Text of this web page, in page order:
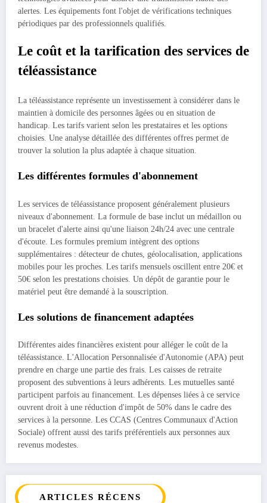
alertes. Les équipements font l'objet de vérifications techniques
périodiques par des professionnels qualifiés.
Le coût et la tarification des services de
téléassistance
La téléassistance représente un investissement à considérer dans le
maintien à domicile des personnes âgées ou en situation de
handicap. Les tarifs varient selon les prestataires et les options
choisies. Une analyse détaillée des différentes offres permet de
trouver la solution la plus adaptée à chaque situation.
Les différentes formules d'abonnement
Les services de téléassistance proposent généralement plusieurs
niveaux d'abonnement. La formule de base inclut un médaillon ou
un bracelet d'alerte ainsi qu'une liaison 24h/24 avec une centrale
d'écoute. Les formules premium intègrent des options
supplémentaires : détecteur de chutes, géolocalisation, applications
mobiles pour les proches. Les tarifs mensuels oscillent entre 20€ et
50€ selon les prestations choisies. Un dépôt de garantie pour le
matériel peut être demandé à la souscription.
Les solutions de financement adaptées
Différentes aides financières existent pour alléger le coût de la
téléassistance. L'Allocation Personnalisée d'Autonomie (APA) peut
prendre en charge une partie des frais. Les caisses de retraite
proposent des subventions à leurs adhérents. Les mutuelles santé
participent parfois au financement. Les dépenses liées à ce service
ouvrent droit à une réduction d'impôt de 50% dans le cadre des
services à la personne. Les CCAS (Centres Communaux d'Action
Sociale) offrent aussi des tarifs préférentiels aux personnes aux
revenus modestes.
ARTICLES RÉCENS